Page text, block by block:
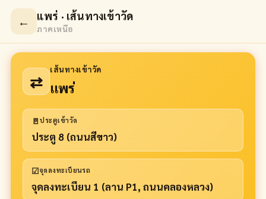
← แพร่ · เส้นทางเข้าวัด
ภาคเหนือ
⇄
เส้นทางเข้าวัด
แพร่
🚪ประตูเข้าวัด
ประตู 8 (ถนนสีขาว)
☑จุดลงทะเบียนรถ
จุดลงทะเบียน 1 (ลาน P1, ถนนคลองหลวง)